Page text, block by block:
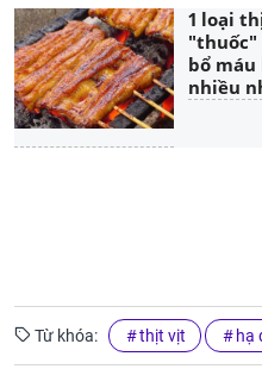
1 loại
"thuốc"
bổ máu
nhiều
Từ khóa: thịt vịt hạ